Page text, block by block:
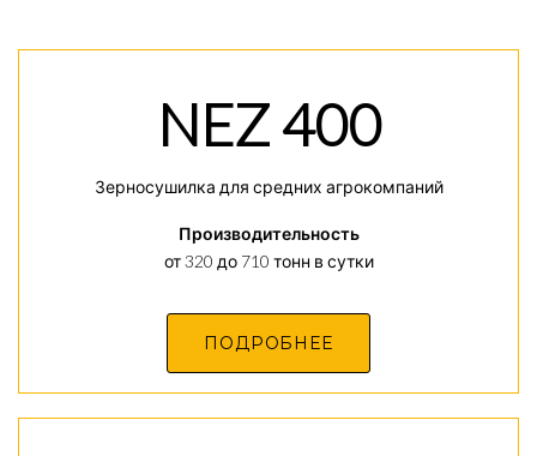
NEZ 400
Зерносушилка для средних агрокомпаний
Производительность
от 320 до 710 тонн в сутки
ПОДРОБНЕЕ